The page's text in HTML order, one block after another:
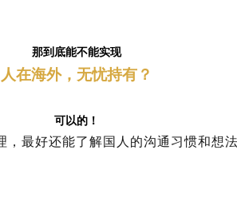
那到底能不能实现
人在海外，无忧持有？
可以的！
最好还能了解国人的沟通习惯和想